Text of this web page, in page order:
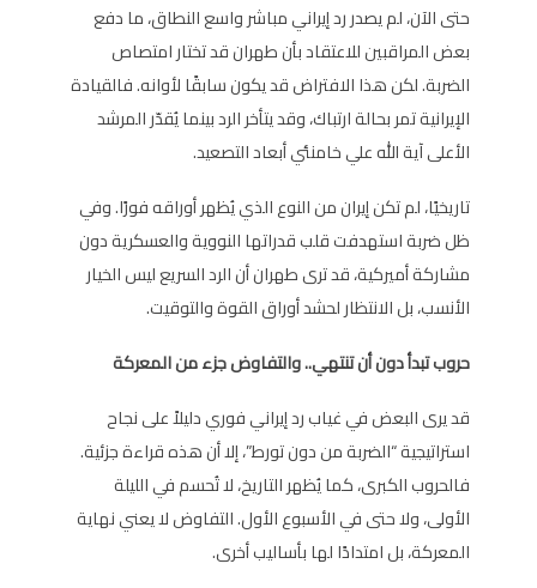
حتى الآن، لم يصدر رد إيراني مباشر واسع النطاق، ما دفع
بعض المراقبين للاعتقاد بأن طهران قد تختار امتصاص
الضربة. لكن هذا الافتراض قد يكون سابقًا لأوانه. فالقيادة
الإيرانية تمر بحالة ارتباك، وقد يتأخر الرد بينما يُقدّر المرشد
الأعلى آية الله علي خامنئي أبعاد التصعيد.
تاريخيًا، لم تكن إيران من النوع الذي يُظهر أوراقه فورًا. وفي
ظل ضربة استهدفت قلب قدراتها النووية والعسكرية دون
مشاركة أميركية، قد ترى طهران أن الرد السريع ليس الخيار
الأنسب، بل الانتظار لحشد أوراق القوة والتوقيت.
حروب تبدأ دون أن تنتهي.. والتفاوض جزء من المعركة
قد يرى البعض في غياب رد إيراني فوري دليلاً على نجاح
استراتيجية “الضربة من دون تورط”، إلا أن هذه قراءة جزئية.
فالحروب الكبرى، كما يُظهر التاريخ، لا تُحسم في الليلة
الأولى، ولا حتى في الأسبوع الأول. التفاوض لا يعني نهاية
المعركة، بل امتدادًا لها بأساليب أخرى.